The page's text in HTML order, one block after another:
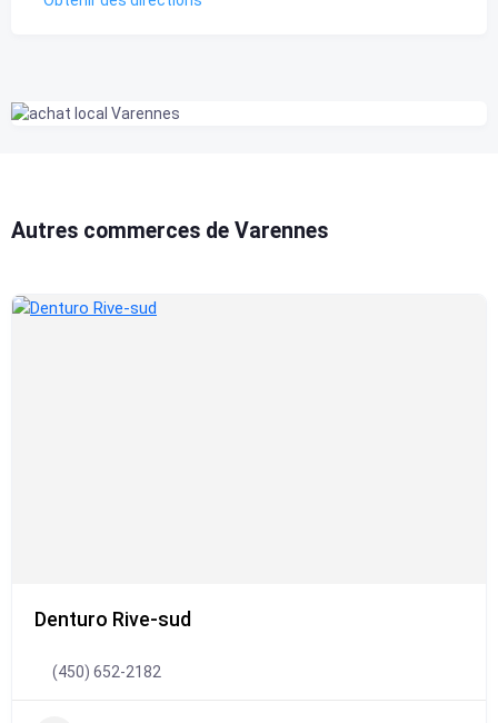
Autres commerces de Varennes
Denturo Rive-sud
(450) 652-2182